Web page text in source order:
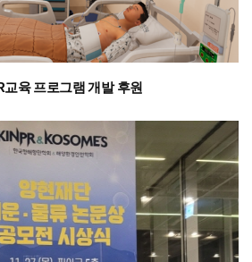
육 프로그램 개발 후원